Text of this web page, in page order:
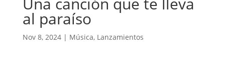
al paraíso
Nov 8, 2024| Música, Lanzamientos